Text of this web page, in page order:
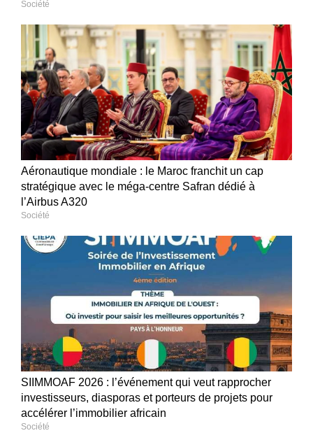
Société
Aéronautique mondiale : le Maroc franchit un cap
stratégique avec le méga-centre Safran dédié à
l’Airbus A320
Société
SIIMMOAF 2026 : l’événement qui veut rapprocher
investisseurs, diasporas et porteurs de projets pour
accélérer l’immobilier africain
Société